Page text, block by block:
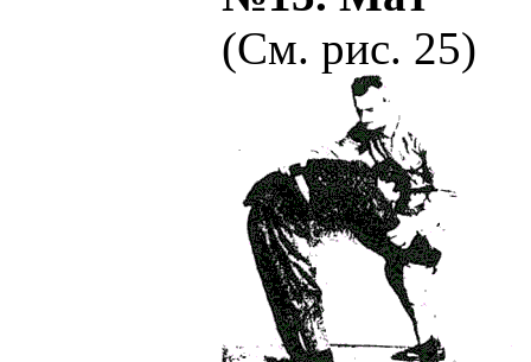
(См. рис. 25)